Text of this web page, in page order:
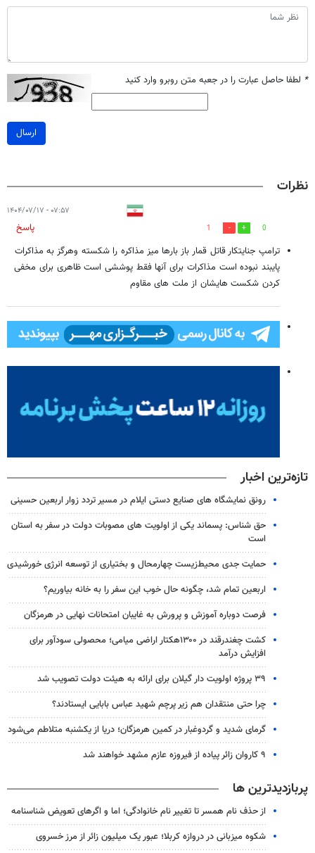
* لطفا حاصل عبارت را در جعبه متن روبرو وارد کنید
ارسال
نظرات
۰۷:۵۷ - ۱۴۰۴/۰۷/۱۷
0
1
پاسخ
ترامپ جنایتکار قاتل قمار باز بارها میز مذاکره را شکسته وهرگز به مذاکرات
پایبند نبوده است مذاکرات برای آنها فقط پوششی است ظاهری برای مخفی
کردن شکست هایشان از ملت های مقاوم
تازه‌ترین اخبار
رونق نمایشگاه های صنایع دستی ایلام در مسیر تردد زوار اربعین حسینی
حق شناس: پسماند یکی از اولویت های مصوبات دولت در سفر به استان
است
حمایت جدی محیط‌زیست چهارمحال و بختیاری از توسعه انرژی خورشیدی
اربعین تمام شد، چگونه حال خوب این سفر را به خانه بیاوریم؟
فرصت دوباره آموزش و پرورش به غایبان امتحانات نهایی در هرمزگان
کشت چغندرقند در ۱۳۰۰هکتار اراضی میامی؛ محصولی سودآور برای
افزایش درآمد
۳۹ پروژه اولویت دار گیلان برای ارائه به هیئت دولت تصویب شد
چرا حتی منتقدان هم زیر پرچم شهید عباس بابایی ایستادند؟
گرمای شدید و گردوغبار در کمین هرمزگان؛ دریا از یکشنبه متلاطم می‌شود
۹ کاروان زائر پیاده از فیروزه عازم مشهد خواهند شد
پربازدیدترین ها
از حذف نام همسر تا تغییر نام خانوادگی؛ اما و اگرهای تعویض شناسنامه
شکوه میزبانی در دروازه کربلا؛ عبور یک میلیون زائر از مرز خسروی